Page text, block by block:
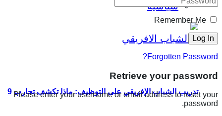
سياسية
تدريب الشباب الإفريقي على التوظيف: ماذا تكشف تجارب 9
Remember Me
Forgotten Password?
Retrieve your password
Please enter your username or email address to reset your
password.